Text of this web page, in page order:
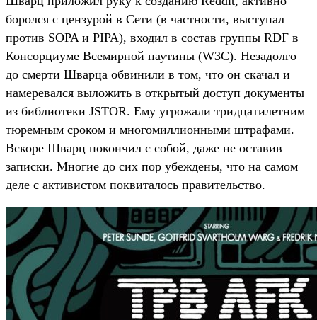
боролся с цензурой в Сети (в частности, выступал
против SOPA и PIPA), входил в состав группы RDF в
Консорциуме Всемирной паутины (W3C). Незадолго
до смерти Шварца обвинили в том, что он скачал и
намеревался выложить в открытый доступ документы
из библиотеки JSTOR. Ему угрожали тридцатилетним
тюремным сроком и многомиллионными штрафами.
Вскоре Шварц покончил с собой, даже не оставив
записки. Многие до сих пор убеждены, что на самом
деле с активистом поквиталось правительство.